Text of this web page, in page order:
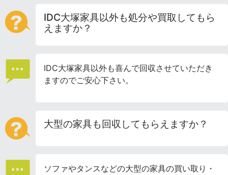
IDC大塚家具以外も処分や買取してもら
えますか？
IDC大塚家具以外も喜んで回収させていただき
ますのでご安心下さい。
大型の家具も回収してもらえますか？
ソファやタンスなどの大型の家具の買い取り・